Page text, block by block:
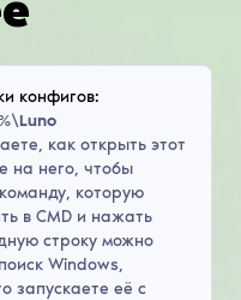
конфигов:
как открыть этот
на него, чтобы
которую
в CMD и нажать
строку можно
Windows,
запускаете её с